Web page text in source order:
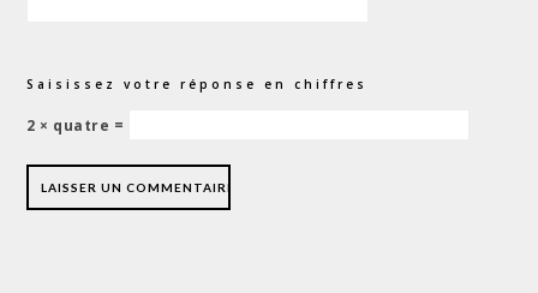
Saisissez votre réponse en chiffres
2 × quatre =